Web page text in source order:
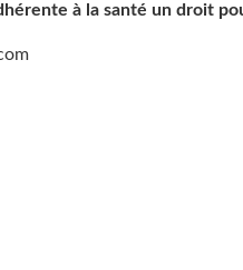
à la santé un droit